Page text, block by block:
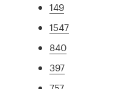
149
1547
840
397